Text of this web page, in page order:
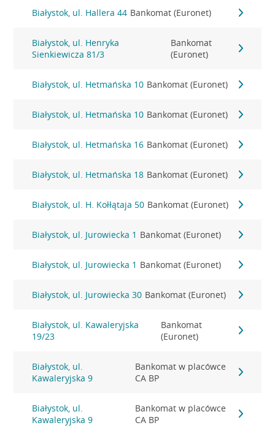
Białystok, ul. Hallera 44 Bankomat (Euronet)
Białystok, ul. Henryka
Sienkiewicza 81/3
Bankomat
(Euronet)
Białystok, ul. Hetmańska 10 Bankomat (Euronet)
Białystok, ul. Hetmańska 10 Bankomat (Euronet)
Białystok, ul. Hetmańska 16 Bankomat (Euronet)
Białystok, ul. Hetmańska 18 Bankomat (Euronet)
Białystok, ul. H. Kołłątaja 50 Bankomat (Euronet)
Białystok, ul. Jurowiecka 1 Bankomat (Euronet)
Białystok, ul. Jurowiecka 1 Bankomat (Euronet)
Białystok, ul. Jurowiecka 30 Bankomat (Euronet)
Białystok, ul. Kawaleryjska
19/23
Bankomat
(Euronet)
Białystok, ul.
Kawaleryjska 9
Bankomat w placówce
CA BP
Białystok, ul.
Kawaleryjska 9
Bankomat w placówce
CA BP